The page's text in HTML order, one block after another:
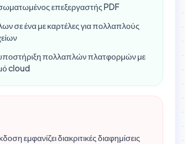
επεξεργαστής PDF
σε ένα με καρτέλες για πολλαπλούς
υποστήριξη πολλαπλών πλατφορμών με
cloud
εμφανίζει διακριτικές διαφημίσεις